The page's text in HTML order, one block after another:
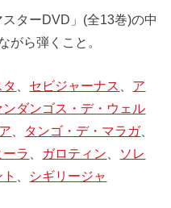
ターDVD」(全13巻)の中
がら弾くこと。
セビジャーナス
ア
ンダンゴス・デ・ウェル
タンゴ・デ・マラガ、
ラ ガロティン
ソレ
シギリージャ